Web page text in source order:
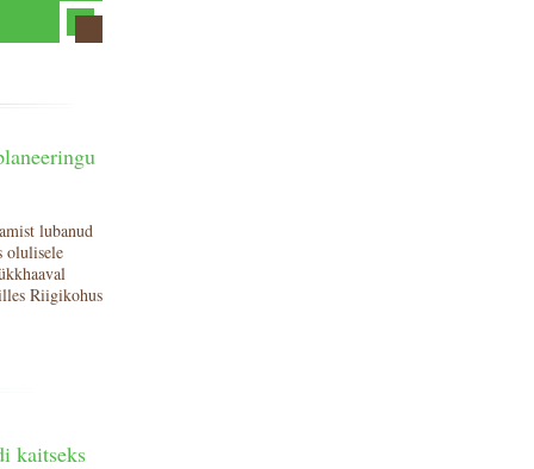
lubanud
olulisele
Riigikohus
kaitseks